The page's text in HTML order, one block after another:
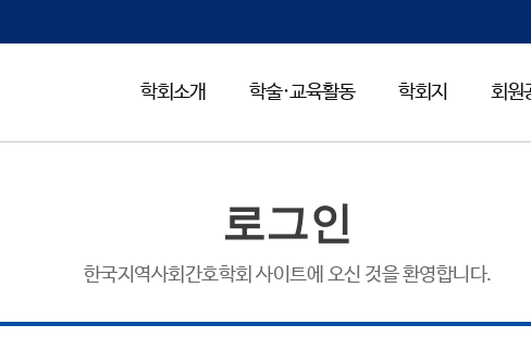
학회소개 학술·교육활동 학회지 회원
로그인
한국지역사회간호학회 사이트에 오신 것을 환영합니다.